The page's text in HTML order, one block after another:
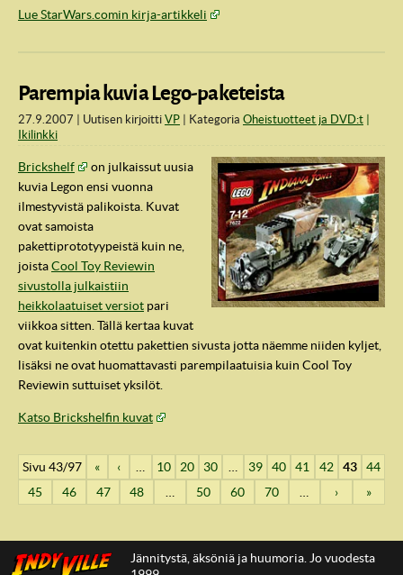
Lue StarWars.comin kirja-artikkeli
Parempia kuvia Lego-paketeista
27.9.2007 Uutisen kirjoitti VP Kategoria Oheistuotteet ja DVD:t
Ikilinkki
Brickshelf
on julkaissut uusia
kuvia Legon ensi vuonna
ilmestyvistä palikoista. Kuvat
ovat samoista
pakettiprototyypeistä kuin ne,
joistaCool Toy Reviewin
sivustolla julkaistiin
heikkolaatuiset versiot pari
viikkoa sitten. Tällä kertaa kuvat
ovat kuitenkin otettu pakettien sivusta jotta näemme niiden kyljet,
lisäksi ne ovat huomattavasti parempilaatuisia kuin Cool Toy
Reviewin suttuiset yksilöt.
Katso Brickshelfin kuvat
Sivu 43/97 « ‹ … 10 20 30 … 39 40 41 42 43
44
45
46 47 48 … 50 60 70 … › »
Jännitystä, äksöniä ja huumoria. Jo vuodesta